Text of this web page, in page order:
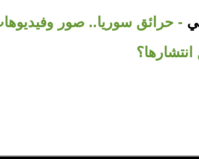
- حرائق سوريا.. صور